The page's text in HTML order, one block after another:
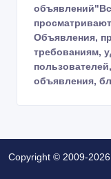
Объявления,
требованиям,
объявления,
Copyright © 2009-